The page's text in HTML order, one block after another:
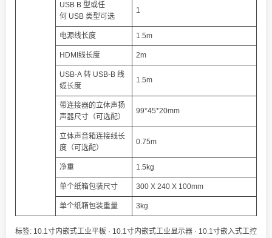
USB B 型或任
何 USB 类型可选
1
电源线长度 1.5m
HDMI线长度 2m
USB-A 转 USB-B 线
缆长度
1.5m
带连接器的立体声扬
声器尺寸（可选配）
99*45*20mm
立体声音箱连接线长
度（可选配）
0.75m
净重 1.5kg
单个纸箱包装尺寸 300 X 240 X 100mm
单个纸箱包装重量 3kg
标签: 10.1寸内嵌式工业平板 · 10.1寸内嵌式工业显示器 · 10.1寸嵌入式工控